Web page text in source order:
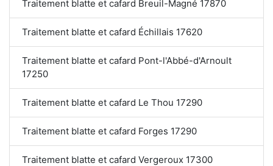
Traitement blatte et cafard Breuil-Magné 17870
Traitement blatte et cafard Échillais 17620
Traitement blatte et cafard Pont-l'Abbé-d'Arnoult
17250
Traitement blatte et cafard Le Thou 17290
Traitement blatte et cafard Forges 17290
Traitement blatte et cafard Vergeroux 17300